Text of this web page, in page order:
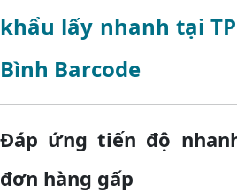
khẩu lấy nhanh tại
Bình Barcode
Đáp ứng tiến độ
đơn hàng gấp